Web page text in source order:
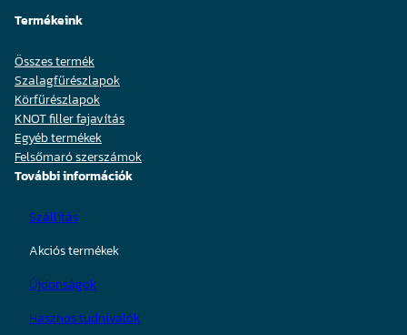
Termékeink
Összes termék
Szalagfűrészlapok
Körfűrészlapok
KNOT filler fajavítás
Egyéb termékek
Felsőmaró szerszámok
További információk
Szállítás
Akciós termékek
Újdonságok
Hasznos tudnivalók